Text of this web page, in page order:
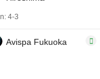
4-3
Avispa Fukuoka